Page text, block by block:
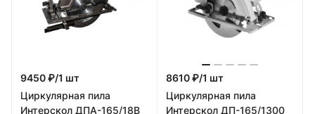
9450 ₽/1 шт
Циркулярная пила
Интерскол ДПА-165/18В
8610 ₽/1 шт
Циркулярная пила
Интерскол ДП-165/1300